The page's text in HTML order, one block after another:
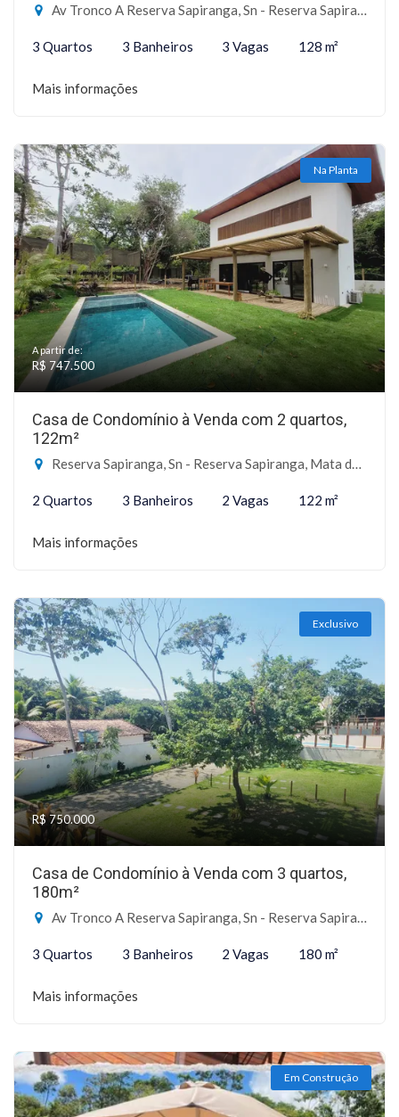
Av Tronco A Reserva Sapiranga, Sn - Reserva Sapiranga, Mata de São João-BA
3 Quartos 3 Banheiros 3 Vagas 128 m²
Mais informações
Na Planta
A partir de:
R$ 747.500
Casa de Condomínio à Venda com 2 quartos,
122m²
Reserva Sapiranga, Sn - Reserva Sapiranga, Mata de São João-BA
2 Quartos 3 Banheiros 2 Vagas 122 m²
Mais informações
Exclusivo
R$ 750.000
Casa de Condomínio à Venda com 3 quartos,
180m²
Av Tronco A Reserva Sapiranga, Sn - Reserva Sapiranga, Mata de São João-BA
3 Quartos 3 Banheiros 2 Vagas 180 m²
Mais informações
Em Construção